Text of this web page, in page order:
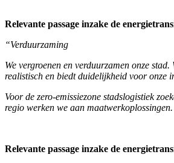
Relevante passage inzake de
“Verduurzaming
We vergroenen en verduurzamen onze
realistisch en biedt duidelijkheid voor onze
Voor de zero-emissiezone stadslogistiek
regio werken we aan
Relevante passage inzake de